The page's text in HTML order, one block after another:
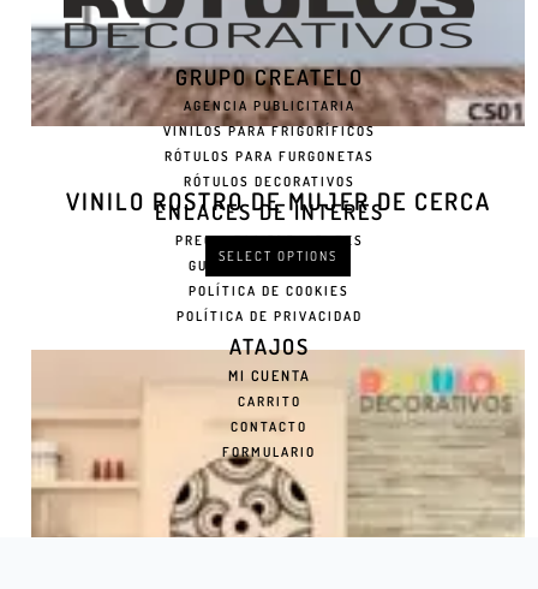
VINILO ROSTRO DE MUJER DE CERCA
SELECT OPTIONS
GRUPO CREATELO
AGENCIA PUBLICITARIA
VINILOS PARA FRIGORÍFICOS
RÓTULOS PARA FURGONETAS
RÓTULOS DECORATIVOS
ENLACES DE INTERÉS
PREGUNTAS FRECUENTES
GUÍA DE INSTALACIÓN
POLÍTICA DE COOKIES
POLÍTICA DE PRIVACIDAD
ATAJOS
MI CUENTA
CARRITO
CONTACTO
FORMULARIO